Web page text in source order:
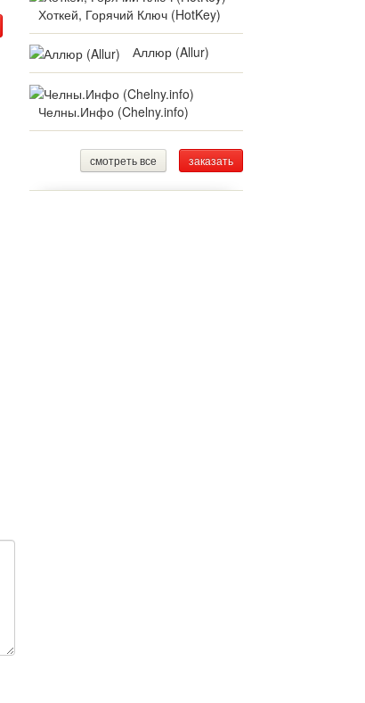
Хоткей, Горячий Ключ (HotKey)
Аллюр (Allur)
Челны.Инфо (Chelny.info)
смотреть все заказать